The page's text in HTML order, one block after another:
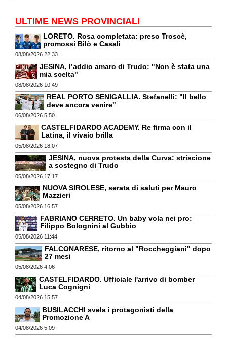
ULTIME NEWS PROVINCIALI
LORETO. Rosa completata: preso Troscè,
promossi Bilò e Casali
08/08/2026 22:33
JESINA, l’addio amaro di Trudo: "Non è stata una
mia scelta"
08/08/2026 10:49
REAL PORTO SENIGALLIA. Stefanelli: "Il bello
deve ancora venire"
06/08/2026 5:50
CASTELFIDARDO ACADEMY. Re firma con il
Latina, il vivaio brilla
05/08/2026 18:07
JESINA, nuova protesta della Curva: striscione
a sostegno di Trudo
05/08/2026 17:17
NUOVA SIROLESE, serata di saluti per Mauro
Mazzieri
05/08/2026 16:57
FABRIANO CERRETO. Un baby vola nei pro:
Filippo Bolognini al Gubbio
05/08/2026 11:44
FALCONARESE, ritorno al "Roccheggiani" dopo
27 mesi
05/08/2026 4:06
CASTELFIDARDO. Ufficiale l'arrivo di bomber
Luca Cognigni
04/08/2026 15:57
BUSILACCHI svela i protagonisti della
Promozione A
04/08/2026 5:09